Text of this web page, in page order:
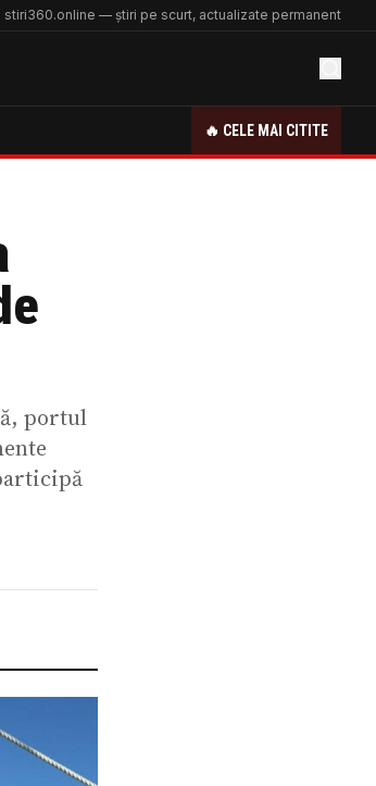
stiri360.online — știri pe scurt, actualizate permanent
🔥 CELE MAI CITITE
portul